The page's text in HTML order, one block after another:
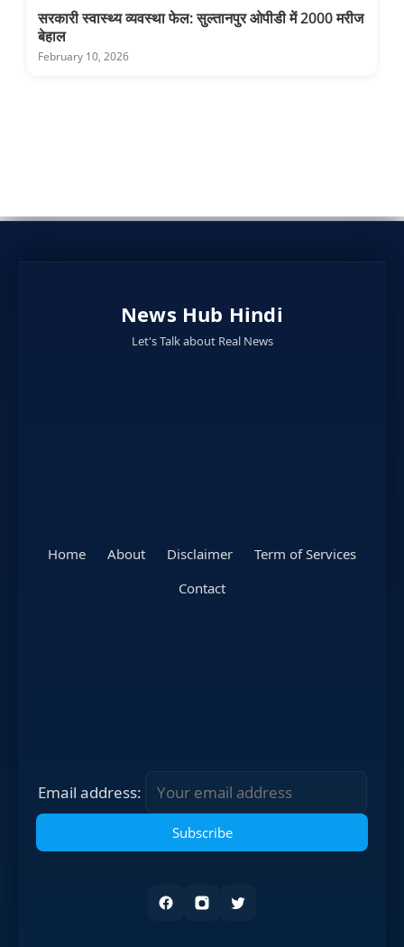
सरकारी स्वास्थ्य व्यवस्था फेल: सुल्तानपुर ओपीडी में 2000 मरीज
बेहाल
February 10, 2026
News Hub Hindi
Let's Talk about Real News
Home About Disclaimer
Term of Services
Contact
Email address: